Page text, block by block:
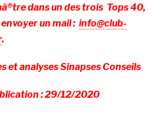
dans un des trois Tops 40,
un mail : info@club-
.
et analyses Sinapses Conseils
: 29/12/2020